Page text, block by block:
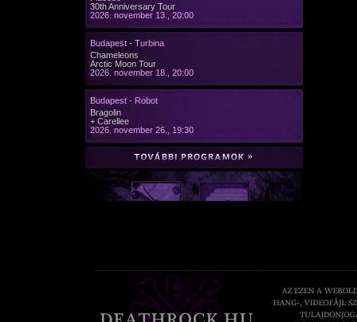
30th Anniversary Tour
2026. november 13., 20:00
Budapest - Turbina
Chameleons
Arctic Moon Tour
2026. november 18., 20:00
Budapest - Robot
Bragolin
+ Carellee
2026. november 26., 19:30